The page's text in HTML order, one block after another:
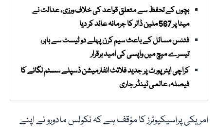
بچوں کے تحفظ سے متعلق قواعد کی خلاف ورزی، عدالت نے
میٹا پر 567 ملین ڈالر کا جرمانہ عائد کر دیا
فٹنس مسائل کے باعث سیم کرن پہلے دو ٹیسٹ سے باہر،
تیسرے میچ میں واپسی کی امید برقرار
کراچی ایئرپورٹ پر جدید فلائٹ انفارمیشن ڈسپلے سسٹم لگانے کا
فیصلہ، عالمی ٹینڈر جاری
امریکی پراسیکیوٹرز کا مؤقف ہے کہ نکولس مادورو نے اپنے